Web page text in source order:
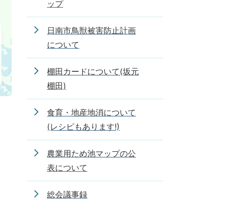
ップ
日南市鳥獣被害防止計画
について
棚田カードについて(坂元
棚田)
食育・地産地消について
(レシピもあります!)
農業用ため池マップの公
表について
総会議事録